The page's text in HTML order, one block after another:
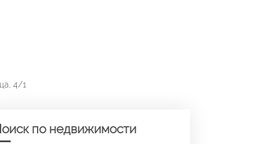
4/1
по недвижимости